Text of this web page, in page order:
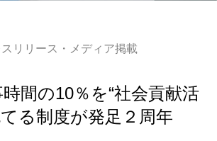
リリース・メディア掲載
間の10％を“社会貢献活
る制度が発足２周年